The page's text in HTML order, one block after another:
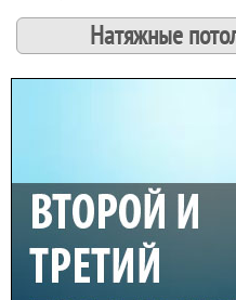
Натяжные